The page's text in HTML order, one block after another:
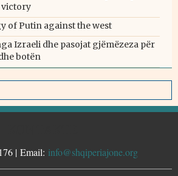
victory
of Putin against the west
Izraeli dhe pasojat gjëmëzeza për
botën
| Email: info@shqiperiajone.org